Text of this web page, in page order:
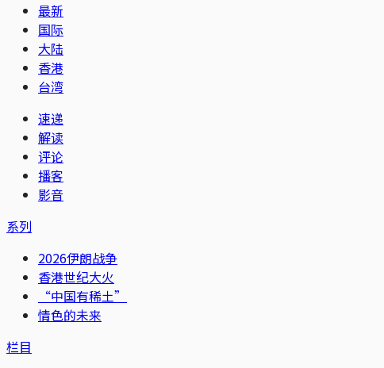
最新
国际
大陆
香港
台湾
速递
解读
评论
播客
影音
系列
2026伊朗战争
香港世纪大火
“中国有稀土”
情色的未来
栏目